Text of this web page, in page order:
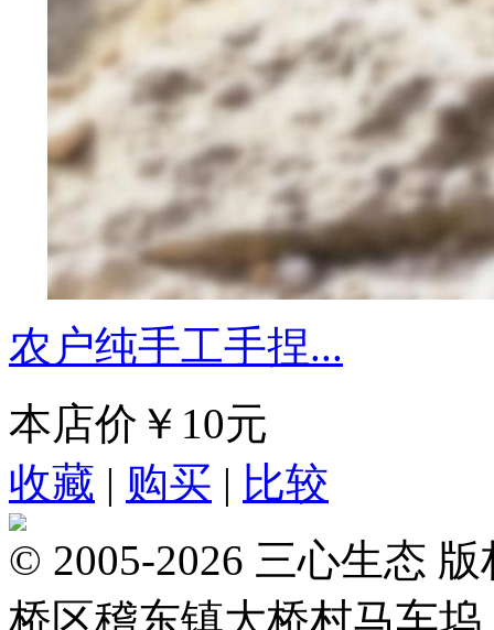
农户纯手工手捏...
本店价 ￥10元
收藏 | 购买 | 比较
© 2005-2026 三心生态
桥区稽东镇大桥村马车坞